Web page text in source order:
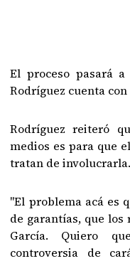
El proceso pasará
Rodríguez cuenta
Rodríguez reiteró
medios es para que
tratan de involucrarla.
"El problema acá es
de garantías, que los
García. Quiero
controversia de